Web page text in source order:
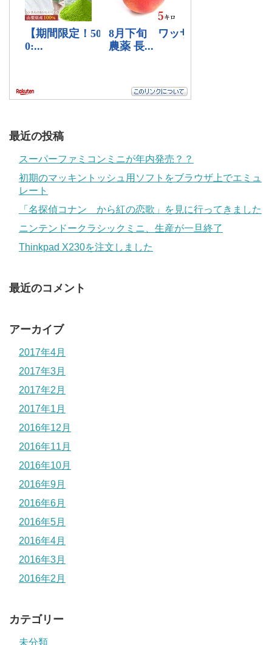
最近の投稿
スーパーファミコンミニが年内発売？？
初期のマッキントッシュ用ソフトをブラウザ上でエミュ
レート
「名探偵コナン から紅の恋歌」を見に行ってきました
ニンテンドークラシックミニ、生産が一旦終了
Thinkpad X230を注文しました
最近のコメント
アーカイブ
2017年4月
2017年3月
2017年2月
2017年1月
2016年12月
2016年11月
2016年10月
2016年9月
2016年6月
2016年5月
2016年4月
2016年3月
2016年2月
カテゴリー
未分類